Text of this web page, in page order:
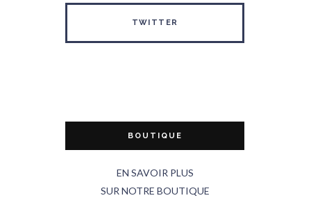
TWITTER
BOUTIQUE
EN SAVOIR PLUS
SUR NOTRE BOUTIQUE